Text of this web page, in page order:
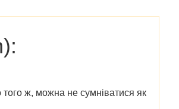
:
ж, можна не сумніватися як